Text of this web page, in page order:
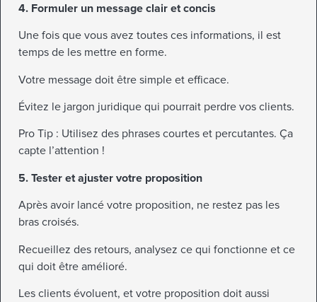
4. Formuler un message clair et concis
Une fois que vous avez toutes ces informations, il est
temps de les mettre en forme.
Votre message doit être simple et efficace.
Évitez le jargon juridique qui pourrait perdre vos clients.
Pro Tip : Utilisez des phrases courtes et percutantes. Ça
capte l’attention !
5. Tester et ajuster votre proposition
Après avoir lancé votre proposition, ne restez pas les
bras croisés.
Recueillez des retours, analysez ce qui fonctionne et ce
qui doit être amélioré.
Les clients évoluent, et votre proposition doit aussi